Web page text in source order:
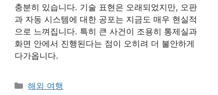
충분히 있습니다. 기술 표현은 오래되었지만, 오판
과 자동 시스템에 대한 공포는 지금도 매우 현실적
으로 느껴집니다. 특히 큰 사건이 조용히 통제실과
화면 안에서 진행된다는 점이 오히려 더 불안하게
다가옵니다.
Categories
해외 여행